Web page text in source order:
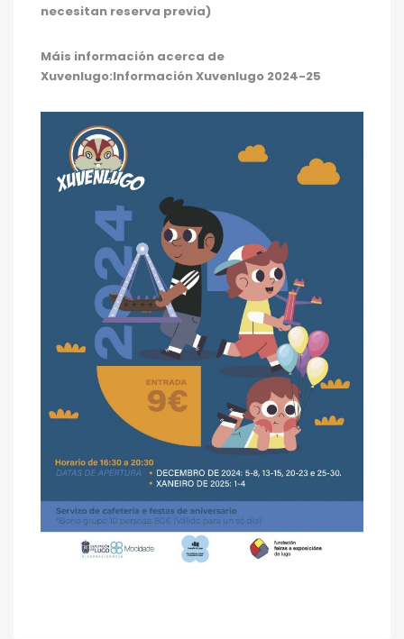
necesitan reserva previa)
Máis información acerca de
Xuvenlugo:Información Xuvenlugo 2024-25